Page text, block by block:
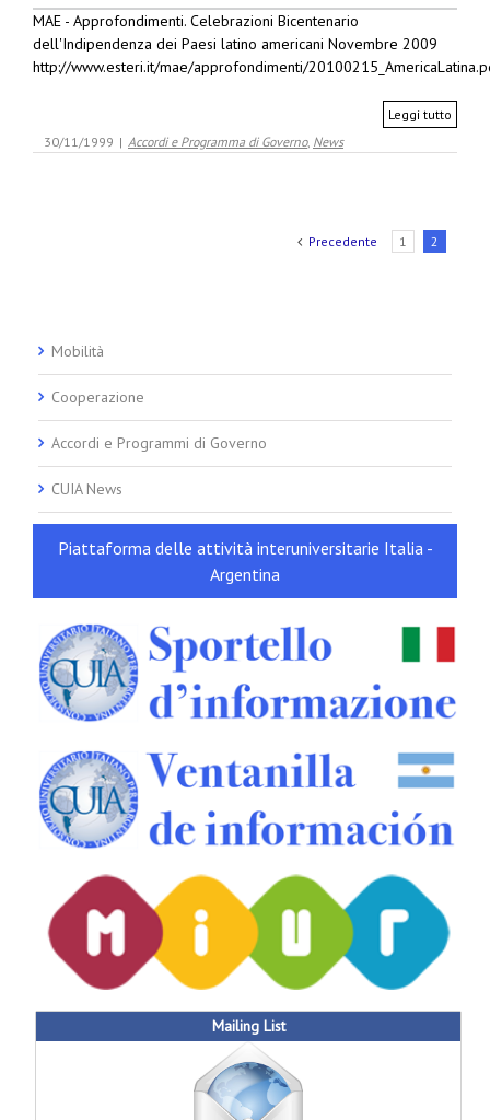
MAE - Approfondimenti. Celebrazioni Bicentenario
dell'Indipendenza dei Paesi latino americani Novembre 2009
http://www.esteri.it/mae/approfondimenti/
Leggi tutto
30/11/1999 | Accordi e Programma di Governo, News
Precedente 1 2
Mobilità
Cooperazione
Accordi e Programmi di Governo
CUIA News
Piattaforma delle attività interuniversitarie Italia -
Argentina
Mailing List